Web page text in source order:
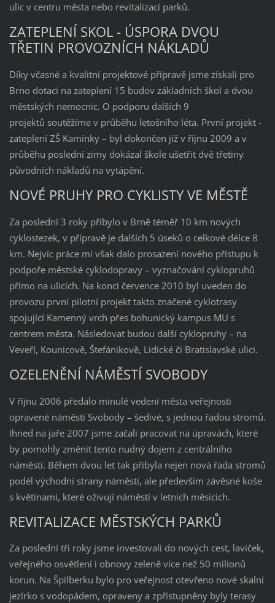
ulic v centru města nebo revitalizací parků.
ZATEPLENÍ SKOL - ÚSPORA DVOU
TŘETIN PROVOZNÍCH NÁKLADŮ
Díky včasné a kvalitní projektové přípravě jsme získali pro
Brno dotaci na zateplení 15 budov základních škol a dvou
městských nemocnic. O podporu dalších 9
projektů soutěžíme v průběhu letošního léta. První projekt -
zateplení ZŠ Kamínky – byl dokončen již v říjnu 2009 a v
průběhu poslední zimy dokázal škole ušetřit dvě třetiny
původních nákladů na vytápění.
NOVÉ PRUHY PRO CYKLISTY VE MĚSTĚ
Za poslední 3 roky přibylo v Brně téměř 10 km nových
cyklostezek, v přípravě je dalších 5 úseků o celkové délce 8
km. Nejvíc práce mi však dalo prosazení nového přístupu k
podpoře městské cyklodopravy – vyznačování cyklopruhů
přímo na ulicích. Na konci července 2010 byl uveden do
provozu první pilotní projekt takto značené cyklotrasy
spojující Kamenný vrch přes bohunický kampus MU s
centrem města. Následovat budou další cyklopruhy – na
Veveří, Kounicově, Štefánikově, Lidické či Bratislavské ulici.
OZELENĚNÍ NÁMĚSTÍ SVOBODY
V říjnu 2006 předalo minulé vedení města veřejnosti
opravené náměstí Svobody – šedivé, s jednou řadou stromů.
Ihned na jaře 2007 jsme začali pracovat na úpravách, které
by pomohly změnit tento nudný dojem z centrálního
náměstí. Během dvou let tak přibyla nejen nová řada stromů
podél východní strany náměstí, ale především závěsné koše
s květinami, které oživují náměstí v letních měsících.
REVITALIZACE MĚSTSKÝCH PARKŮ
Za poslední tři roky jsme investovali do nových cest, laviček,
veřejného osvětlení i obnovy zeleně více než 50 milionů
korun. Na Špilberku bylo pro veřejnost otevřeno nové skalní
jezírko s vodopádem, opraveny a zpřístupněny byly terasy